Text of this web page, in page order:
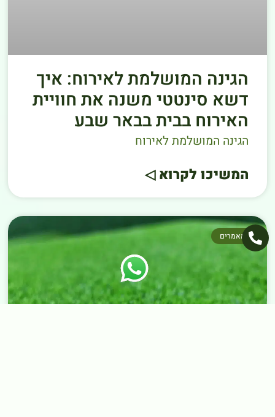
הגינה המושלמת לאירוח: איך
דשא סינטטי משנה את חוויית
האירוח בבית בבאר שבע
הגינה המושלמת לאירוח
המשיכו לקרוא ◁
מאמרים